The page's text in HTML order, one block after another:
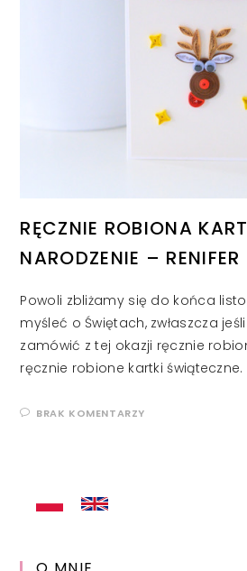
RĘCZNIE ROBIONA
NARODZENIE – RENIFER
Powoli zbliżamy się do końca
myśleć o Świętach, zwłaszcza
zamówić z tej okazji ręcznie
ręcznie robione kartki
BRAK KOMENTARZY